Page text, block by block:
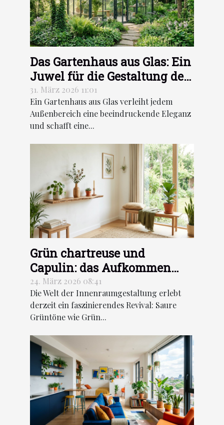
Das Gartenhaus aus Glas: Ein
Juwel für die Gestaltung des
Außenbereichs
31. März 2026 11:01
Ein Gartenhaus aus Glas verleiht jedem
Außenbereich eine beeindruckende Eleganz
und schafft eine...
Grün chartreuse und
Capulin: das Aufkommen
saurer Grüntöne in der
Dekoration
24. März 2026 08:41
Die Welt der Innenraumgestaltung erlebt
derzeit ein faszinierendes Revival: Saure
Grüntöne wie Grün...